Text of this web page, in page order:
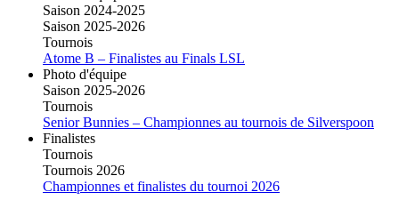
Saison 2024-2025
Saison 2025-2026
Tournois
Atome B – Finalistes au Finals LSL
Photo d'équipe
Saison 2025-2026
Tournois
Senior Bunnies – Championnes au tournois de Silverspoon
Finalistes
Tournois
Tournois 2026
Championnes et finalistes du tournoi 2026